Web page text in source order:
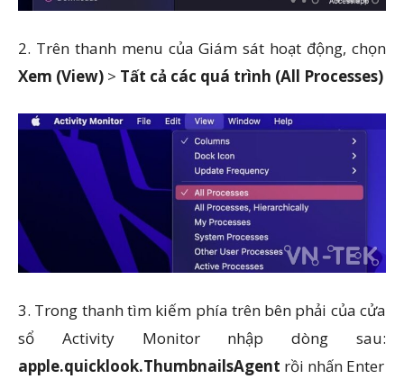
2. Trên thanh menu của Giám sát hoạt động, chọn
Xem (View) > Tất cả các quá trình (All Processes)
3. Trong thanh tìm kiếm phía trên bên phải của cửa
sổ Activity Monitor nhập dòng sau:
apple.quicklook.ThumbnailsAgent rồi nhấn Enter